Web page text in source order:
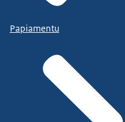
Papiamentu